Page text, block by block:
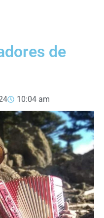
de
10:04 am